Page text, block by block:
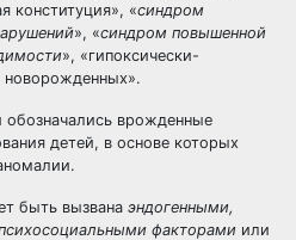
конституция», «синдром
», «синдром повышенной
», «гипоксически-
новорожденных».
врожденные
детей, в основе которых
быть вызвана эндогенными,
факторами или